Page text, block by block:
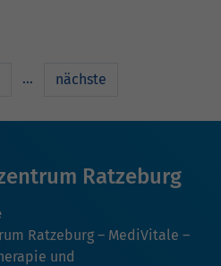
… nächste
Ratzeburg
Ratzeburg – MediVitale –
und